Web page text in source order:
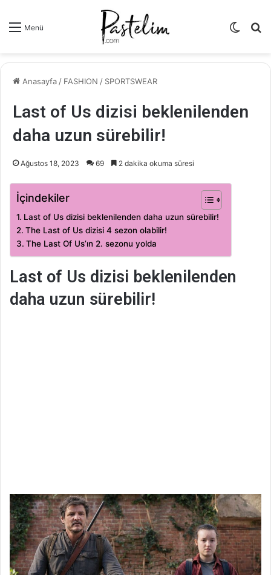
Menü
...
Dış
Anasayfa / FASHION / SPORTSWEAR
Last of Us dizisi beklenilenden
daha uzun sürebilir!
Ağustos 18, 2023 69 2 dakika okuma süresi
İçindekiler
Last of Us dizisi beklenilenden daha uzun sürebilir!
The Last of Us dizisi 4 sezon olabilir!
The Last Of Us’ın 2. sezonu yolda
Last of Us dizisi beklenilenden
daha uzun sürebilir!